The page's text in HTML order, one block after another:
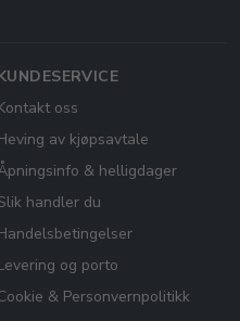
oss
av kjøpsavtale
& helligdager
handler du
og porto
& Personvernpolitikk